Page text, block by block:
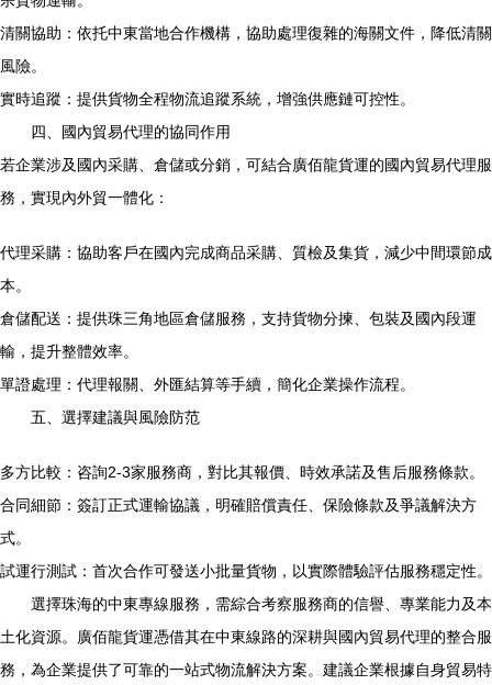
清關協助：依托中東當地合作機構，協助處理復雜的海關文件，降低清關
風險。
實時追蹤：提供貨物全程物流追蹤系統，增強供應鏈可控性。
四、國內貿易代理的協同作用
若企業涉及國內采購、倉儲或分銷，可結合廣佰龍貨運的國內貿易代理服
務，實現內外貿一體化：
代理采購：協助客戶在國內完成商品采購、質檢及集貨，減少中間環節成
本。
倉儲配送：提供珠三角地區倉儲服務，支持貨物分揀、包裝及國內段運
輸，提升整體效率。
單證處理：代理報關、外匯結算等手續，簡化企業操作流程。
五、選擇建議與風險防范
多方比較：咨詢2-3家服務商，對比其報價、時效承諾及售后服務條款。
合同細節：簽訂正式運輸協議，明確賠償責任、保險條款及爭議解決方
式。
試運行測試：首次合作可發送小批量貨物，以實際體驗評估服務穩定性。
選擇珠海的中東專線服務，需綜合考察服務商的信譽、專業能力及本
土化資源。廣佰龍貨運憑借其在中東線路的深耕與國內貿易代理的整合服
務，為企業提供了可靠的一站式物流解決方案。建議企業根據自身貿易特